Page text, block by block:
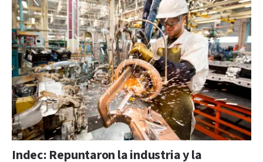
Indec: Repuntaron la industria y la